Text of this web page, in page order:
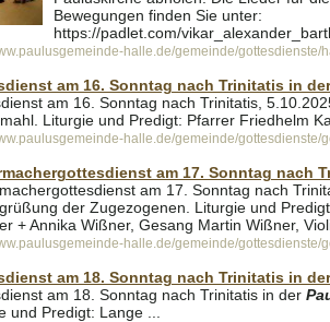
Bewegungen finden Sie unter:
https://padlet.com/
halle.de/gemeinde/
am 16. Sonntag nach Trinitatis in
am 16. Sonntag nach Trinitatis,
Liturgie und Predigt: Pfarrer Friedhelm
halle.de/gemeinde/
am 17. Sonntag nach
am 17. Sonntag nach
der Zugezogenen. Liturgie und
+ Annika Wißner, Gesang Martin Wißner,
halle.de/gemeinde/
am 18. Sonntag nach Trinitatis in
am 18. Sonntag nach Trinitatis in der
und Predigt: Lange ...